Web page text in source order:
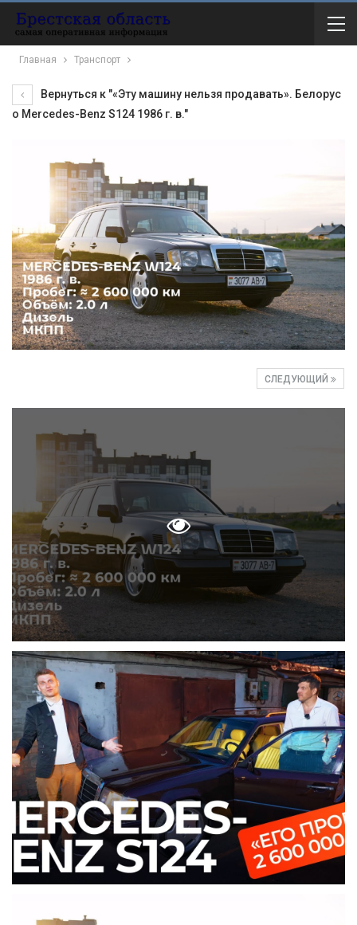
Главная Транспорт
Вернуться к "«Эту машину нельзя продавать». Белорус
о Mercedes-Benz S124 1986 г. в."
СЛЕДУЮЩИЙ